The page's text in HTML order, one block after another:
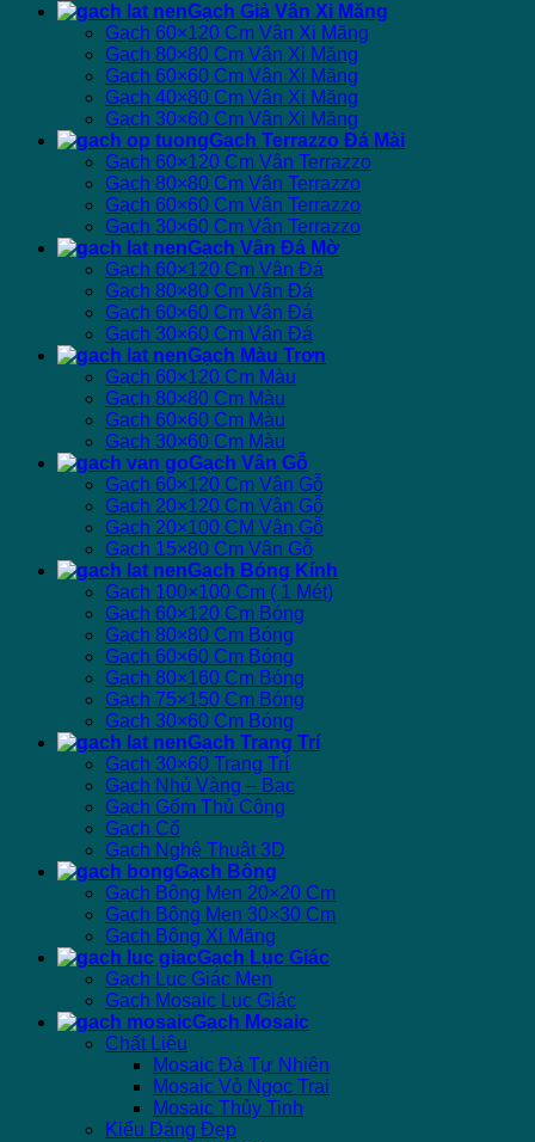
Gạch Giả Vân Xi Măng
Gạch 60×120 Cm Vân Xi Măng
Gạch 80×80 Cm Vân Xi Măng
Gạch 60×60 Cm Vân Xi Măng
Gạch 40×80 Cm Vân Xi Măng
Gạch 30×60 Cm Vân Xi Măng
Gạch Terrazzo Đá Mài
Gạch 60×120 Cm Vân Terrazzo
Gạch 80×80 Cm Vân Terrazzo
Gạch 60×60 Cm Vân Terrazzo
Gạch 30×60 Cm Vân Terrazzo
Gạch Vân Đá Mờ
Gạch 60×120 Cm Vân Đá
Gạch 80×80 Cm Vân Đá
Gạch 60×60 Cm Vân Đá
Gạch 30×60 Cm Vân Đá
Gạch Màu Trơn
Gạch 60×120 Cm Màu
Gạch 80×80 Cm Màu
Gạch 60×60 Cm Màu
Gạch 30×60 Cm Màu
Gạch Vân Gỗ
Gạch 60×120 Cm Vân Gỗ
Gạch 20×120 Cm Vân Gỗ
Gạch 20×100 CM Vân Gỗ
Gạch 15×80 Cm Vân Gỗ
Gạch Bóng Kính
Gạch 100×100 Cm ( 1 Mét)
Gạch 60×120 Cm Bóng
Gạch 80×80 Cm Bóng
Gạch 60×60 Cm Bóng
Gạch 80×160 Cm Bóng
Gạch 75×150 Cm Bóng
Gạch 30×60 Cm Bóng
Gạch Trang Trí
Gạch 30×60 Trang Trí
Gạch Nhủ Vàng – Bạc
Gạch Gốm Thủ Công
Gạch Cổ
Gạch Nghệ Thuật 3D
Gạch Bông
Gạch Bông Men 20×20 Cm
Gạch Bông Men 30×30 Cm
Gạch Bông Xi Măng
Gạch Lục Giác
Gạch Lục Giác Men
Gạch Mosaic Lục Giác
Gạch Mosaic
Chất Liệu
Mosaic Đá Tự Nhiên
Mosaic Vỏ Ngọc Trai
Mosaic Thủy Tinh
Kiểu Dáng Đẹp